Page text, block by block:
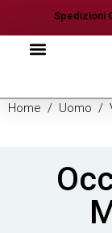
Spedizioni
Home / Uomo /